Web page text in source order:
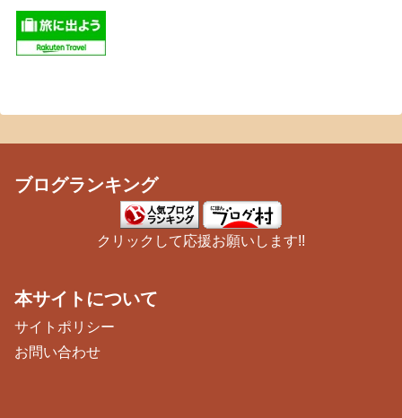
ブログランキング
クリックして応援お願いします!!
本サイトについて
サイトポリシー
お問い合わせ